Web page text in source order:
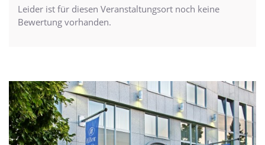
Leider ist für diesen Veranstaltungsort noch keine
Bewertung vorhanden.